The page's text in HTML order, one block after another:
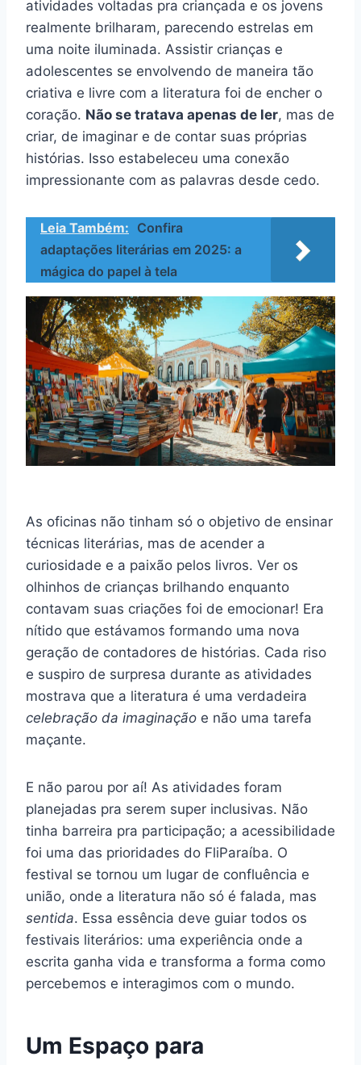
atividades voltadas pra criançada e os jovens
realmente brilharam, parecendo estrelas em
uma noite iluminada. Assistir crianças e
adolescentes se envolvendo de maneira tão
criativa e livre com a literatura foi de encher o
coração. Não se tratava apenas de ler, mas de
criar, de imaginar e de contar suas próprias
histórias. Isso estabeleceu uma conexão
impressionante com as palavras desde cedo.
Leia Também: Confira
adaptações literárias em 2025: a
mágica do papel à tela
As oficinas não tinham só o objetivo de ensinar
técnicas literárias, mas de acender a
curiosidade e a paixão pelos livros. Ver os
olhinhos de crianças brilhando enquanto
contavam suas criações foi de emocionar! Era
nítido que estávamos formando uma nova
geração de contadores de histórias. Cada riso
e suspiro de surpresa durante as atividades
mostrava que a literatura é uma verdadeira
celebração da imaginação e não uma tarefa
maçante.
E não parou por aí! As atividades foram
planejadas pra serem super inclusivas. Não
tinha barreira pra participação; a acessibilidade
foi uma das prioridades do FliParaíba. O
festival se tornou um lugar de confluência e
união, onde a literatura não só é falada, mas
sentida. Essa essência deve guiar todos os
festivais literários: uma experiência onde a
escrita ganha vida e transforma a forma como
percebemos e interagimos com o mundo.
Um Espaço para